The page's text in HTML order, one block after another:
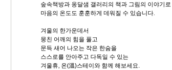
숲속책방과 옹달샘 갤러리의 책과 그림의 이야기로
마음의 온도도 훈훈하게 데워질 수 있습니다.
겨울의 한가운데서
뭉친 어깨의 힘을 풀고
문득 새어 나오는 작은 한숨을
스스로를 안아주고 다독일 수 있는
겨울휴, 온(溫)스테이와 함께 해보세요.